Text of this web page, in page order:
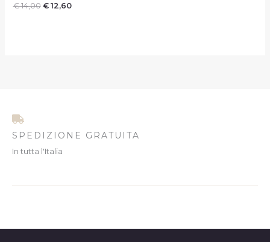
€14,00 €12,60
SPEDIZIONE GRATUITA
In tutta l'Italia